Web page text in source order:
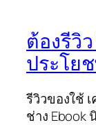
ต้องรีวิ
ประโย
รีวิวของใช้
ช่าง Ebook